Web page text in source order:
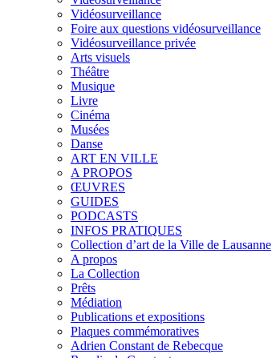
Vidéosurveillance
Foire aux questions vidéosurveillance
Vidéosurveillance privée
Arts visuels
Théâtre
Musique
Livre
Cinéma
Musées
Danse
ART EN VILLE
A PROPOS
ŒUVRES
GUIDES
PODCASTS
INFOS PRATIQUES
Collection d’art de la Ville de Lausanne
A propos
La Collection
Prêts
Médiation
Publications et expositions
Plaques commémoratives
Adrien Constant de Rebecque